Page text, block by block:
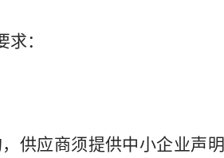
：
供应商须提供中小企业声